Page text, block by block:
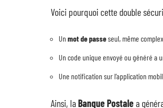
Voici pourquoi cette double
Un mot de passeseul, même
Un code unique envoyé ou généré a
Une notification sur l’application
Ainsi, laBanque Postalea